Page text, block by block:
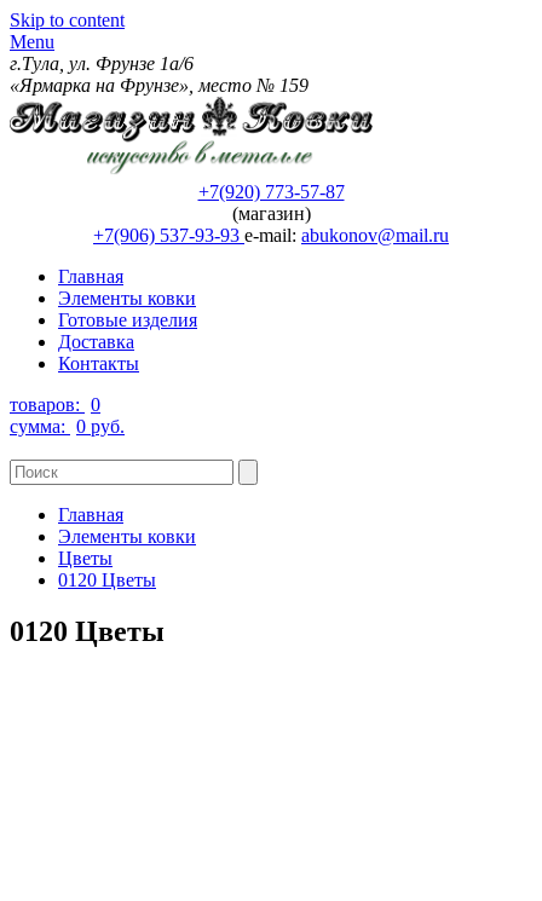
Skip to content
Menu
г.Тула, ул. Фрунзе 1а/6
«Ярмарка на Фрунзе», место № 159
+7(920) 773-57-87
(магазин)
+7(906) 537-93-93 e-mail: abukonov@mail.ru
Главная
Элементы ковки
Готовые изделия
Доставка
Контакты
товаров: 0
сумма: 0 руб.
Главная
Элементы ковки
Цветы
0120 Цветы
0120 Цветы